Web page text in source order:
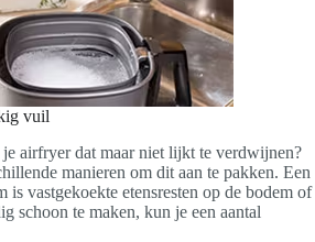
vuil
airfryer dat maar niet lijkt te verdwijnen?
manieren om dit aan te pakken. Een
is vastgekoekte etensresten op de bodem of
schoon te maken, kun je een aantal